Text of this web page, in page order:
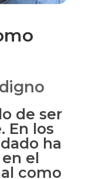
de ser
En los
ha
el
como